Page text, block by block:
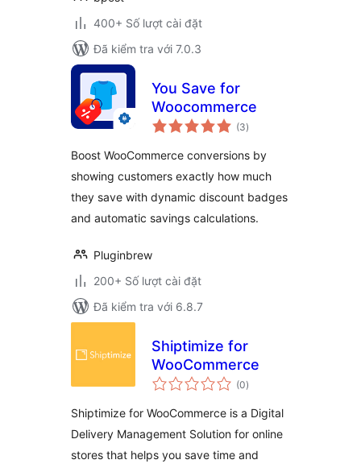
400+ Số lượt cài đặt
Đã kiểm tra với 7.0.3
You Save for
Woocommerce
(3tổng
đánh
)
Boost WooCommerce conversions by
showing customers exactly how much
they save with dynamic discount badges
and automatic savings calculations.
Pluginbrew
200+ Số lượt cài đặt
Đã kiểm tra với 6.8.7
Shiptimize for
WooCommerce
(0tổng
đánh
)
Shiptimize for WooCommerce is a Digital
Delivery Management Solution for online
stores that helps you save time and